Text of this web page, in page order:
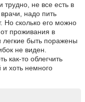
трудно, не все есть в
врачи, надо пить
Но сколько его можно
проживания в
легкие быть поражены
не виден.
как-то облегчить
и хоть немного